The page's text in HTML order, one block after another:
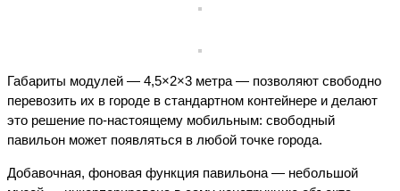
Габариты модулей — 4,5×2×3 метра — позволяют свободно
перевозить их в городе в стандартном контейнере и делают
это решение по-настоящему мобильным: свободный
павильон может появляться в любой точке города.
Добавочная, фоновая функция павильона — небольшой